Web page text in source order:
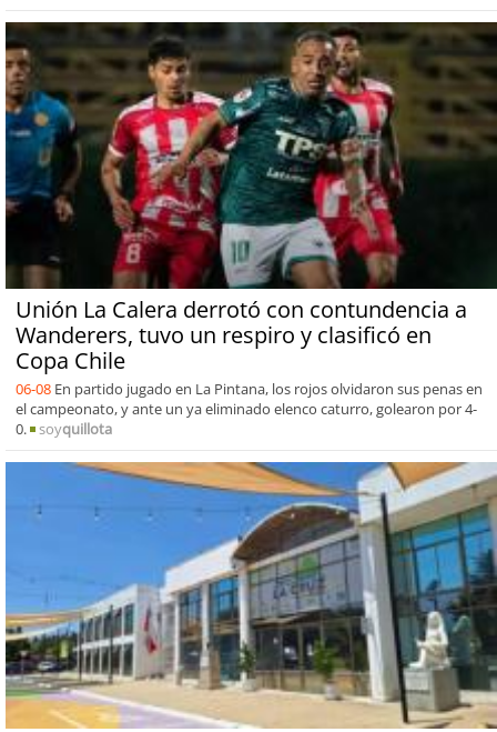
Unión La Calera derrotó con contundencia a
Wanderers, tuvo un respiro y clasificó en
Copa Chile
06-08 En partido jugado en La Pintana, los rojos olvidaron sus penas en
el campeonato, y ante un ya eliminado elenco caturro, golearon por 4-
0.
soyquillota